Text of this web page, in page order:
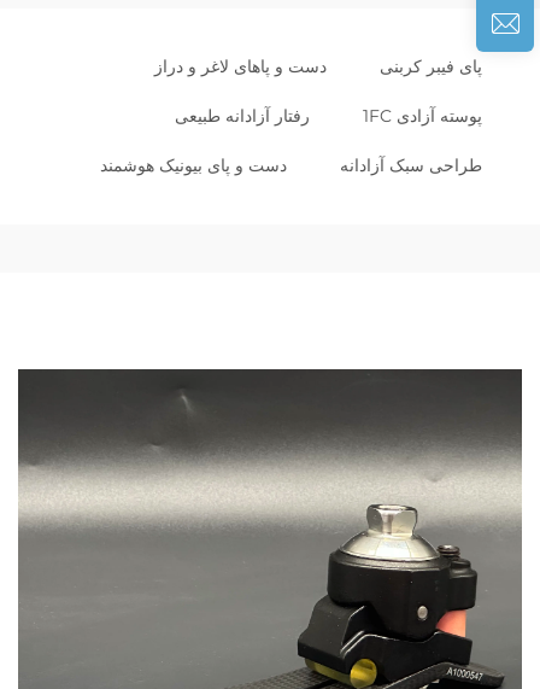
پای فیبر کربنی دست و پاهای لاغر و دراز
پوسته آزادی 1FC رفتار آزادانه طبیعی
طراحی سبک آزادانه دست و پای بیونیک هوشمند